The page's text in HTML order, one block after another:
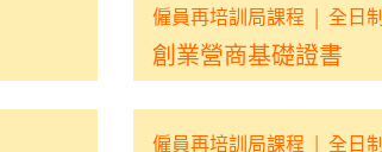
僱員再培訓局課程 | 全日
創業營商基礎證書
僱員再培訓局課程 | 全日